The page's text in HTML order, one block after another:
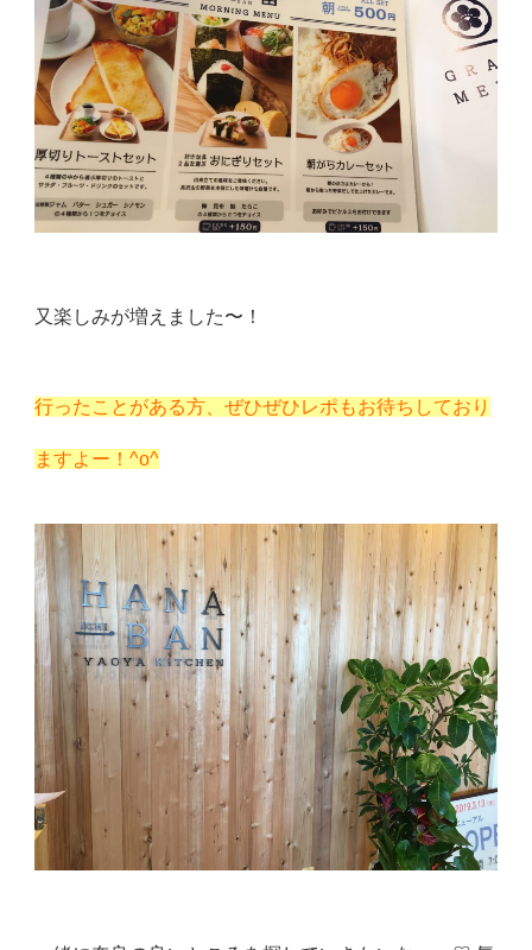
又楽しみが増えました〜！
行ったことがある方、ぜひぜひレポもお待ちしており
ますよー！^o^